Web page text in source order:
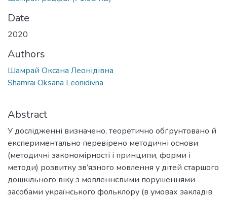
Date
2020
Authors
Шамрай Оксана Леонідівна
Shamrai Oksana Leonidivna
Abstract
У дослідженні визначено, теоретично обґрунтовано й
експериментально перевірено методичні основи
(методичні закономірності і принципи, форми і
методи) розвитку зв’язного мовлення у дітей старшого
дошкільного віку з мовленнєвими порушеннями
засобами українського фольклору (в умовах закладів